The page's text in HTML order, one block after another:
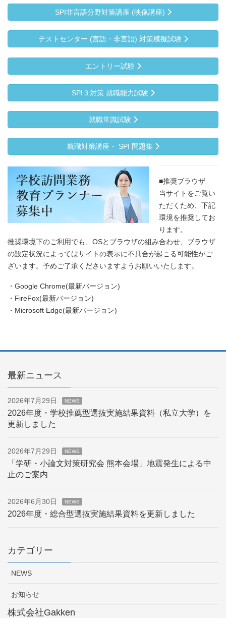
SPI非言語分野対策講座 (映像講座)
テストセンター (言語・非言語) 対策模擬試験
エントリー試験
SPI３対策 就職能力試験
就職常識試験
就職対策講座・ SPI 問題集
■推奨ブラウザ
当サイトをご覧い
ただくため、下記
環境を推奨してお
ります。
推奨環境下のご利用でも、OSとブラウザの組み合わせ、ブラウザ
の設定状況によってはサイトの表示に不具合が起こる可能性がご
ざいます。予めご了承くださいますようお願いいたします。
・Google Chrome(最新バージョン)
・FireFox(最新バージョン)
・Microsoft Edge(最新バージョン)
最新ニュース
2026年7月29日 NEWS
2026年度・学校推薦型選抜実施結果資料（私立大学）を
更新しました
2026年7月29日 NEWS
「学研・小論文対策研究会 熊本会場」地震発生による中
止のご案内
2026年6月30日 NEWS
2026年度・総合型選抜実施結果資料を更新しました
カテゴリー
NEWS
お知らせ
株式会社Gakken